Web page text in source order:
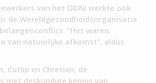
van het ODNI werkte ook
de Wereldgezondheidsorganisatie
“Het waren
van natuurlijke afkomst”, aldus
Cutlip en Chretien, de
met deskundige kennis van